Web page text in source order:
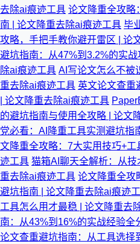
去除ai痕迹工具 论文降重全攻略
南 | 论文降重去除ai痕迹工具 毕
攻略，手把手教你避开雷区 | 论
避坑指南：从47%到3.2%的实
除ai痕迹工具 AI写论文怎么不被
重去除ai痕迹工具 英文论文查重
| 论文降重去除ai痕迹工具
的避坑指南与使用全攻略 | 论文
党必看：AI降重工具实测避坑指
文降重全攻略：7大实用技巧+
迹工具 猫箱AI聊天全解析：从
重去除ai痕迹工具 论文降重全攻
避坑指南 | 论文降重去除ai痕迹
工具怎么用才最稳 | 论文降重去
南：从43%到16%的实战经验
论文查重避坑指南：从工具选择